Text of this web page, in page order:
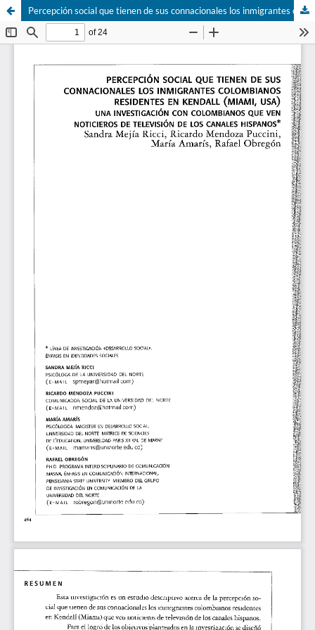
Percepción social que tienen de sus connacionales los inmigrantes colombianos residentes en Kendall (Miami, USA): Una investigación con colombianos que ven noticieros de televisión de los canales hispanos.